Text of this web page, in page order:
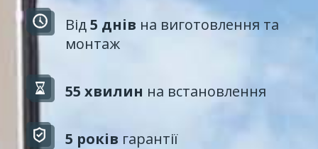
Від5 днів на виготовлення та
монтаж
55 хвилин на встановлення
5 років гарантії